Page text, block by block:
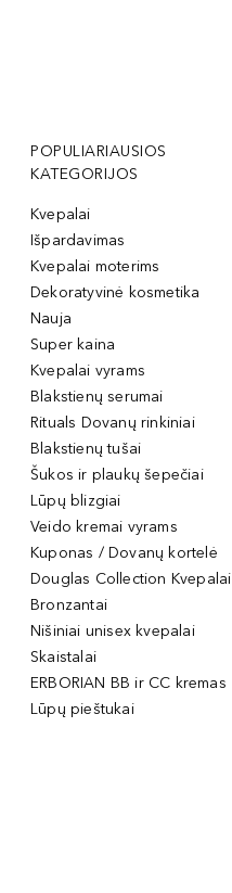
POPULIARIAUSIOS
KATEGORIJOS
Kvepalai
Išpardavimas
Kvepalai moterims
Dekoratyvinė kosmetika
Nauja
Super kaina
Kvepalai vyrams
Blakstienų serumai
Rituals Dovanų rinkiniai
Blakstienų tušai
Šukos ir plaukų šepečiai
Lūpų blizgiai
Veido kremai vyrams
Kuponas / Dovanų kortelė
Douglas Collection Kvepalai
Bronzantai
Nišiniai unisex kvepalai
Skaistalai
ERBORIAN BB ir CC kremas
Lūpų pieštukai